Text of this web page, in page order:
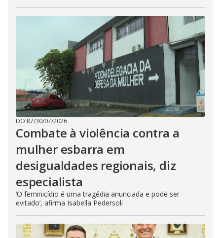
DO R7/30/07/2026
Combate à violência contra a
mulher esbarra em
desigualdades regionais, diz
especialista
‘O feminicídio é uma tragédia anunciada e pode ser
evitado’, afirma Isabella Pedersoli